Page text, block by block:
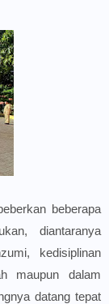
beberapa
diantaranya
kedisiplinan
maupun dalam
datang tepat